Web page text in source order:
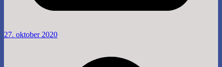
27. oktober 2020